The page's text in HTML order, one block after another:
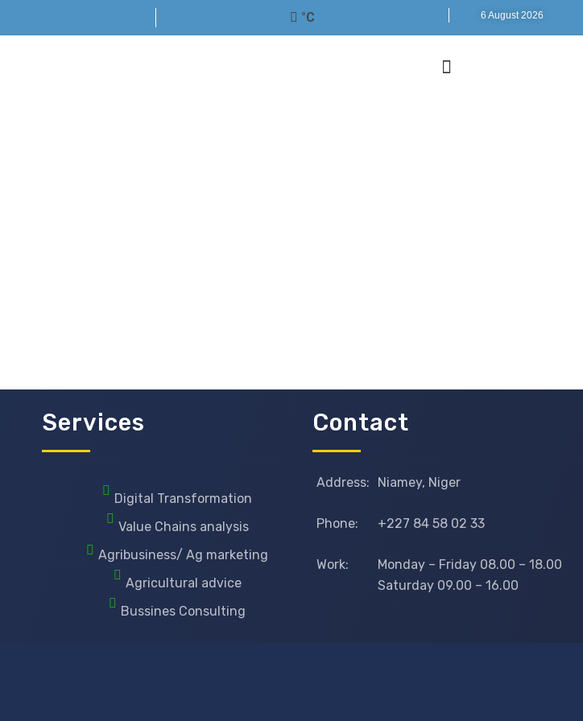
°C 6 August 2026
Services
Digital Transformation
Value Chains analysis
Agribusiness/ Ag marketing
Agricultural advice
Bussines Consulting
Contact
Address: Niamey, Niger
Phone: +227 84 58 02 33
Work:
Monday – Friday 08.00 – 18.00
Saturday 09.00 – 16.00